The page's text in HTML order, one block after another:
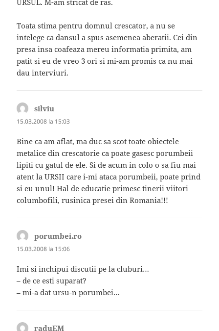
Toata stima pentru domnul crescator, a nu se
intelege ca dansul a spus asemenea aberatii. Cei din
presa insa coafeaza mereu informatia primita, am
patit si eu de vreo 3 ori si mi-am promis ca nu mai
dau interviuri.
silviu
15.03.2008 la 15:03
Bine ca am aflat, ma duc sa scot toate obiectele
metalice din crescatorie ca poate gasesc porumbeii
lipiti cu gatul de ele. Si de acum in colo o sa fiu mai
atent la URSII care i-mi ataca porumbeii, poate prind
si eu unul! Hal de educatie primesc tinerii viitori
columbofili, rusinica presei din Romania!!!
porumbei.ro
15.03.2008 la 15:06
Imi si inchipui discutii pe la cluburi…
– de ce esti suparat?
– mi-a dat ursu-n porumbei…
raduEM